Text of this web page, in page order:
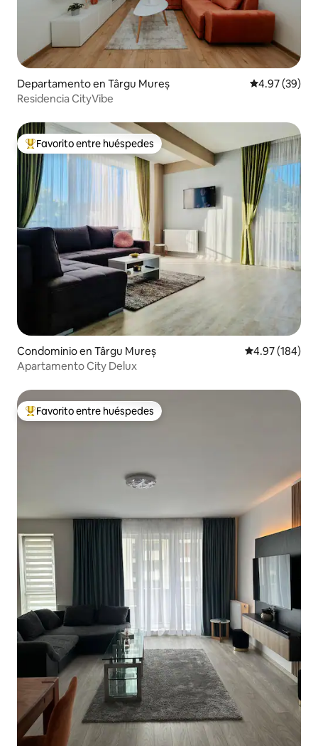
Departamento en Târgu Mureș Calificación
4.97 (39)
Residencia CityVibe
De los mejores en Favorito entre huéspedes
Favorito entre huéspedes
Condominio en Târgu Mureș Calificación
4.97 (184)
Apartamento City Delux
De los mejores en Favorito entre huéspedes
Favorito entre huéspedes